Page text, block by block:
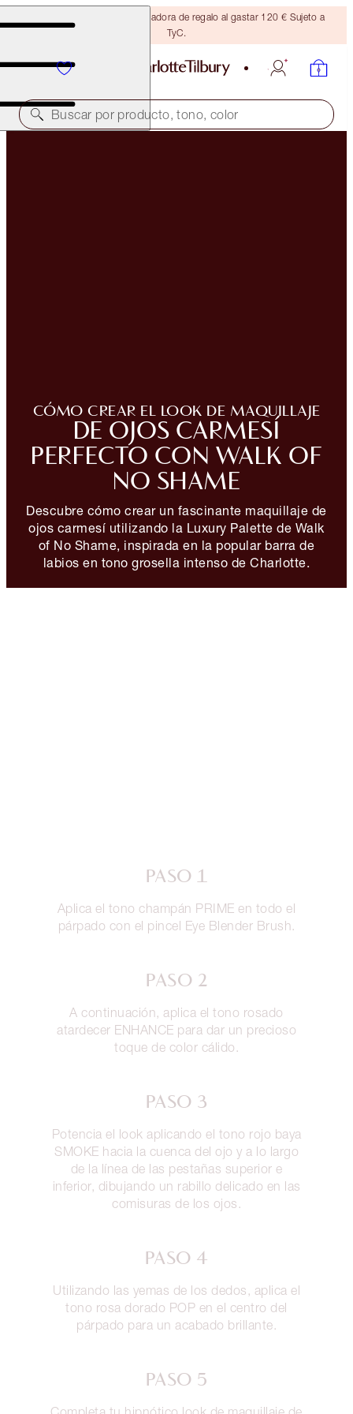
Consigue una brocha bronceadora de regalo al gastar 120 € Sujeto a
TyC.
Buscar por producto, tono, color
CÓMO CREAR EL LOOK DE MAQUILLAJE
DE OJOS CARMESÍ
PERFECTO CON WALK OF
NO SHAME
Descubre cómo crear un fascinante maquillaje de
ojos carmesí utilizando la Luxury Palette de Walk
of No Shame, inspirada en la popular barra de
labios en tono grosella intenso de Charlotte.
PASO 1
Aplica el tono champán PRIME en todo el
párpado con el pincel Eye Blender Brush.
PASO 2
A continuación, aplica el tono rosado
atardecer ENHANCE para dar un precioso
toque de color cálido.
PASO 3
Potencia el look aplicando el tono rojo baya
SMOKE hacia la cuenca del ojo y a lo largo
de la línea de las pestañas superior e
inferior, dibujando un rabillo delicado en las
comisuras de los ojos.
PASO 4
Utilizando las yemas de los dedos, aplica el
tono rosa dorado POP en el centro del
párpado para un acabado brillante.
PASO 5